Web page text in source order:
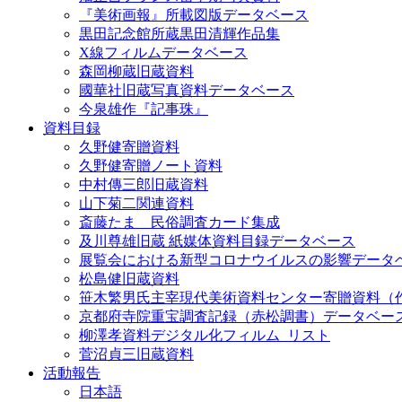
『美術画報』所載図版データベース
黒田記念館所蔵黒田清輝作品集
X線フィルムデータベース
森岡柳蔵旧蔵資料
國華社旧蔵写真資料データベース
今泉雄作『記事珠』
資料目録
久野健寄贈資料
久野健寄贈ノート資料
中村傳三郎旧蔵資料
山下菊二関連資料
斎藤たま 民俗調査カード集成
及川尊雄旧蔵 紙媒体資料目録データベース
展覧会における新型コロナウイルスの影響データ
松島健旧蔵資料
笹木繁男氏主宰現代美術資料センター寄贈資料（
京都府寺院重宝調査記録（赤松調書）データベー
柳澤孝資料デジタル化フィルム_リスト
菅沼貞三旧蔵資料
活動報告
日本語